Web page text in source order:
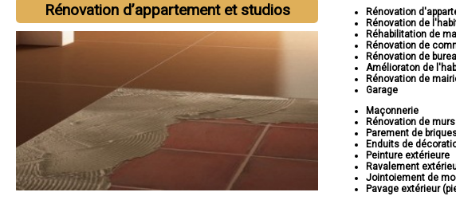
Rénovation d’appartement et studios
Rénovation
Rénovation de
Réhabilitation de
Rénovation de
Rénovation de
Amélioraton de
Rénovation de
Garage
Maçonnerie
Rénovation de
Parement de
Enduits de
Peinture extérieure
Ravalement
Jointoiement de
Pavage extérieur